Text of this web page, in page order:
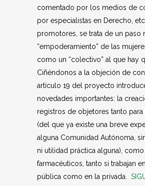
comentado por los medios de
por especialistas en Derecho,
promotores, se trata de un paso
“empoderamiento” de las
como un “colectivo” al que hay
Ciñéndonos a la objeción de
artículo 19 del proyecto
novedades importantes: la
registros de objetores tanto
(del que ya existe una breve
alguna Comunidad Autónoma,
ni utilidad práctica alguna),
farmacéuticos, tanto si trabajan
pública como en la privada.